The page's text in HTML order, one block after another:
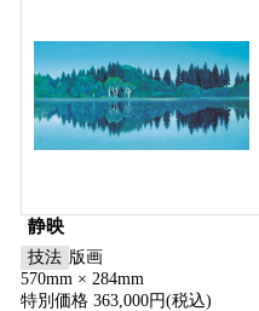
静映
技法 版画
570mm × 284mm
特別価格 363,000円(税込)